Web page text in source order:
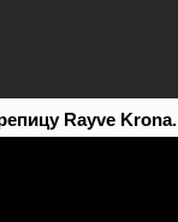
Rayve Krona.